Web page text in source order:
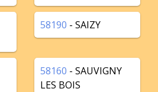
58190 - SAIZY
58160 - SAUVIGNY
LES BOIS